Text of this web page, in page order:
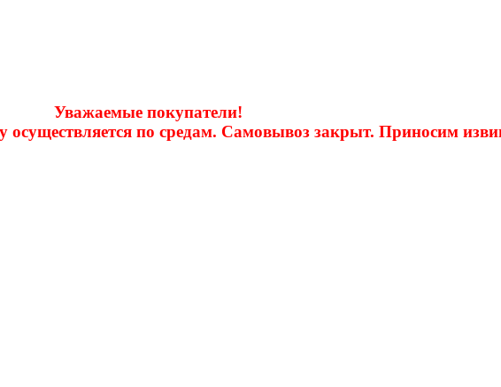
Уважаемые покупатели!
осуществляется по средам. Самовывоз закрыт. Приносим